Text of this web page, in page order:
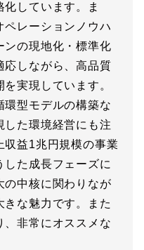
しています。ま
ペレーションノウハ
ンの現地化・標準化
応しながら、高品質
実現しています。
環型モデルの構築な
した環境経営にも注
収益1兆円規模の事業
した成長フェーズに
の中核に関わりなが
きな魅力です。また
、非常にオススメな